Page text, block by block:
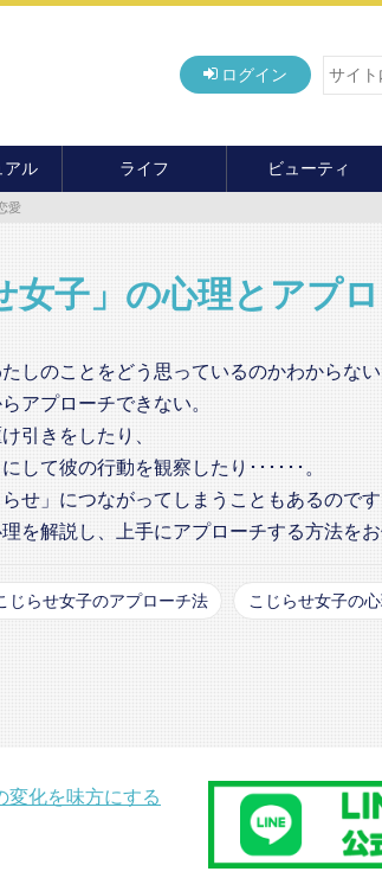
ログイン
アル
ト
ライフ
癒し
旅行
ビューティ
ファッション
マナー・教養
愛
子」の心理とアプ
しのことをどう思っているのかわからない
アプローチできない。
引きをしたり、
して彼の行動を観察したり･･････。
せ」につながってしまうこともあるのです
を解説し、上手にアプローチする方法をお
じらせ女子のアプローチ法 こじらせ女子の
化を味方にする